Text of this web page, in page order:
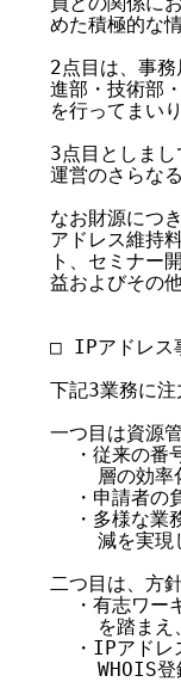
めた積極的な
2点目は、事
進部・技術部
を行ってまいり
3点目としま
運営のさらな
なお財源につ
アドレス維持
ト、セミナー
益およびその
□ IPアドレス
下記3業務に注
一つ目は資源
・従来の番
層の効率
・申請者の
・多様な業
減を実現
二つ目は、方
・有志ワー
を踏まえ
・IPアドレ
WHOIS登